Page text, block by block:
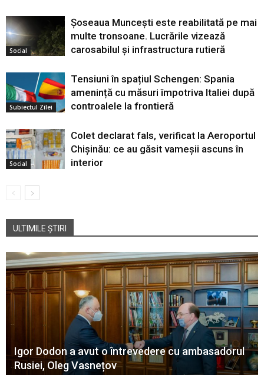
Social
Șoseaua Muncești este reabilitată pe mai
multe tronsoane. Lucrările vizează
carosabilul și infrastructura rutieră
Subiectul Zilei
Tensiuni în spațiul Schengen: Spania
amenință cu măsuri împotriva Italiei după
controalele la frontieră
Social
Colet declarat fals, verificat la Aeroportul
Chișinău: ce au găsit vameșii ascuns în
interior
ULTIMILE ȘTIRI
Igor Dodon a avut o întrevedere cu ambasadorul
Rusiei, Oleg Vasnețov